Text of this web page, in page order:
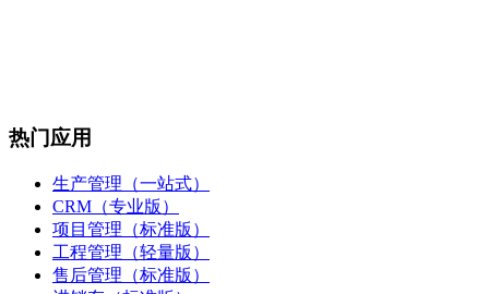
热门应用
生产管理（一站式）
CRM（专业版）
项目管理（标准版）
工程管理（轻量版）
售后管理（标准版）